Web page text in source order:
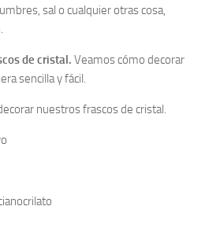
sal o cualquier otras cosa,
de cristal. Veamos cómo decorar
sencilla y fácil.
nuestros frascos de cristal.